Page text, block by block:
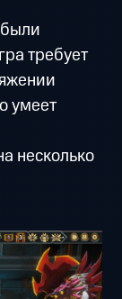
требует
умеет
несколько